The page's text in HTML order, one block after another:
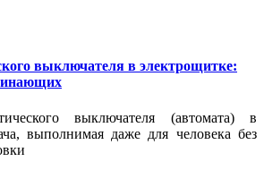
выключателя в электрощитке:
выключателя (автомата) в
выполнимая даже для человека без